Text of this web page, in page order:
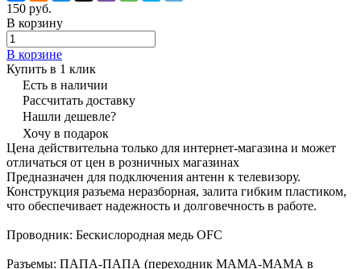
150 руб.
В корзину
В корзине
Купить в 1 клик
Есть в наличии
Рассчитать доставку
Нашли дешевле?
Хочу в подарок
Цена действительна только для интернет-магазина и может
отличаться от цен в розничных магазинах
Предназначен для подключения антенн к телевизору.
Конструкция разъема неразборная, залита гибким пластиком,
что обеспечивает надежность и долговечность в работе.
Проводник: Бескислородная медь OFC
Разъемы: ПАПА-ПАПА (переходник МАМА-МАМА в